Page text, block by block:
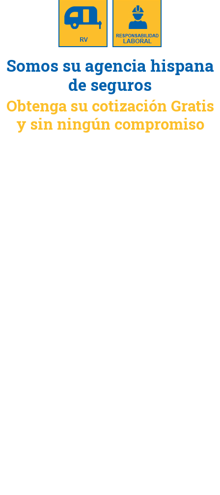
Somos su agencia hispana
de seguros
Obtenga su cotización Gratis
y sin ningún compromiso